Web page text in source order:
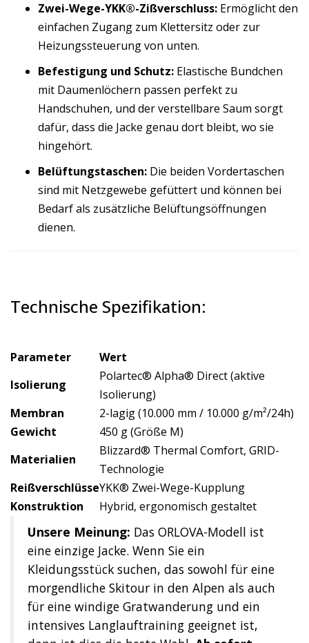
Zwei-Wege-YKK®-Zißverschluss: Ermöglicht den
einfachen Zugang zum Klettersitz oder zur
Heizungssteuerung von unten.
Befestigung und Schutz: Elastische Bundchen
mit Daumenlöchern passen perfekt zu
Handschuhen, und der verstellbare Saum sorgt
dafür, dass die Jacke genau dort bleibt, wo sie
hingehört.
Belüftungstaschen: Die beiden Vordertaschen
sind mit Netzgewebe gefüttert und können bei
Bedarf als zusätzliche Belüftungsöffnungen
dienen.
Technische Spezifikation:
Parameter
Wert
Isolierung
Polartec® Alpha® Direct (aktive
Isolierung)
Membran
2-lagig (10.000 mm / 10.000 g/m²/24h)
Gewicht
450 g (Größe M)
Materialien
Blizzard® Thermal Comfort, GRID-
Technologie
ReißverschlüsseYKK® Zwei-Wege-Kupplung
Konstruktion
Hybrid, ergonomisch gestaltet
Unsere Meinung: Das ORLOVA-Modell ist
eine einzige Jacke. Wenn Sie ein
Kleidungsstück suchen, das sowohl für eine
morgendliche Skitour in den Alpen als auch
für eine windige Gratwanderung und ein
intensives Langlauftraining geeignet ist,